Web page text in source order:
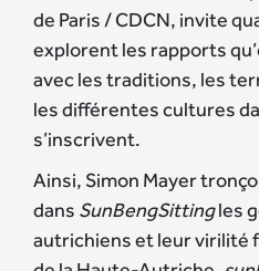
de Paris / CDCN, invite
explorent les rapports
avec les traditions, les
les différentes cultures
s’inscrivent.
Ainsi, Simon Mayer
dans SunBengSittingles
autrichiens et leur virilité